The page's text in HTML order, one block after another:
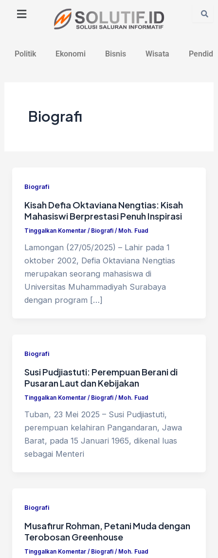
Politik Ekonomi Bisnis Wisata
Biografi
Biografi
Kisah Defia Oktaviana Nengtias: Kisah
Mahasiswi Berprestasi Penuh Inspirasi
Tinggalkan Komentar / Biografi/ Moh. Fuad
Lamongan (27/05/2025) – Lahir pada 1
oktober 2002, Defia Oktaviana Nengtias
merupakan seorang mahasiswa di
Universitas Muhammadiyah Surabaya
dengan program […]
Biografi
Susi Pudjiastuti: Perempuan Berani di
Pusaran Laut dan Kebijakan
Tinggalkan Komentar / Biografi/ Moh. Fuad
Tuban, 23 Mei 2025 – Susi Pudjiastuti,
perempuan kelahiran Pangandaran, Jawa
Barat, pada 15 Januari 1965, dikenal luas
sebagai Menteri
Biografi
Musafirur Rohman, Petani Muda dengan
Terobosan Greenhouse
Tinggalkan Komentar / Biografi/ Moh. Fuad
pagination